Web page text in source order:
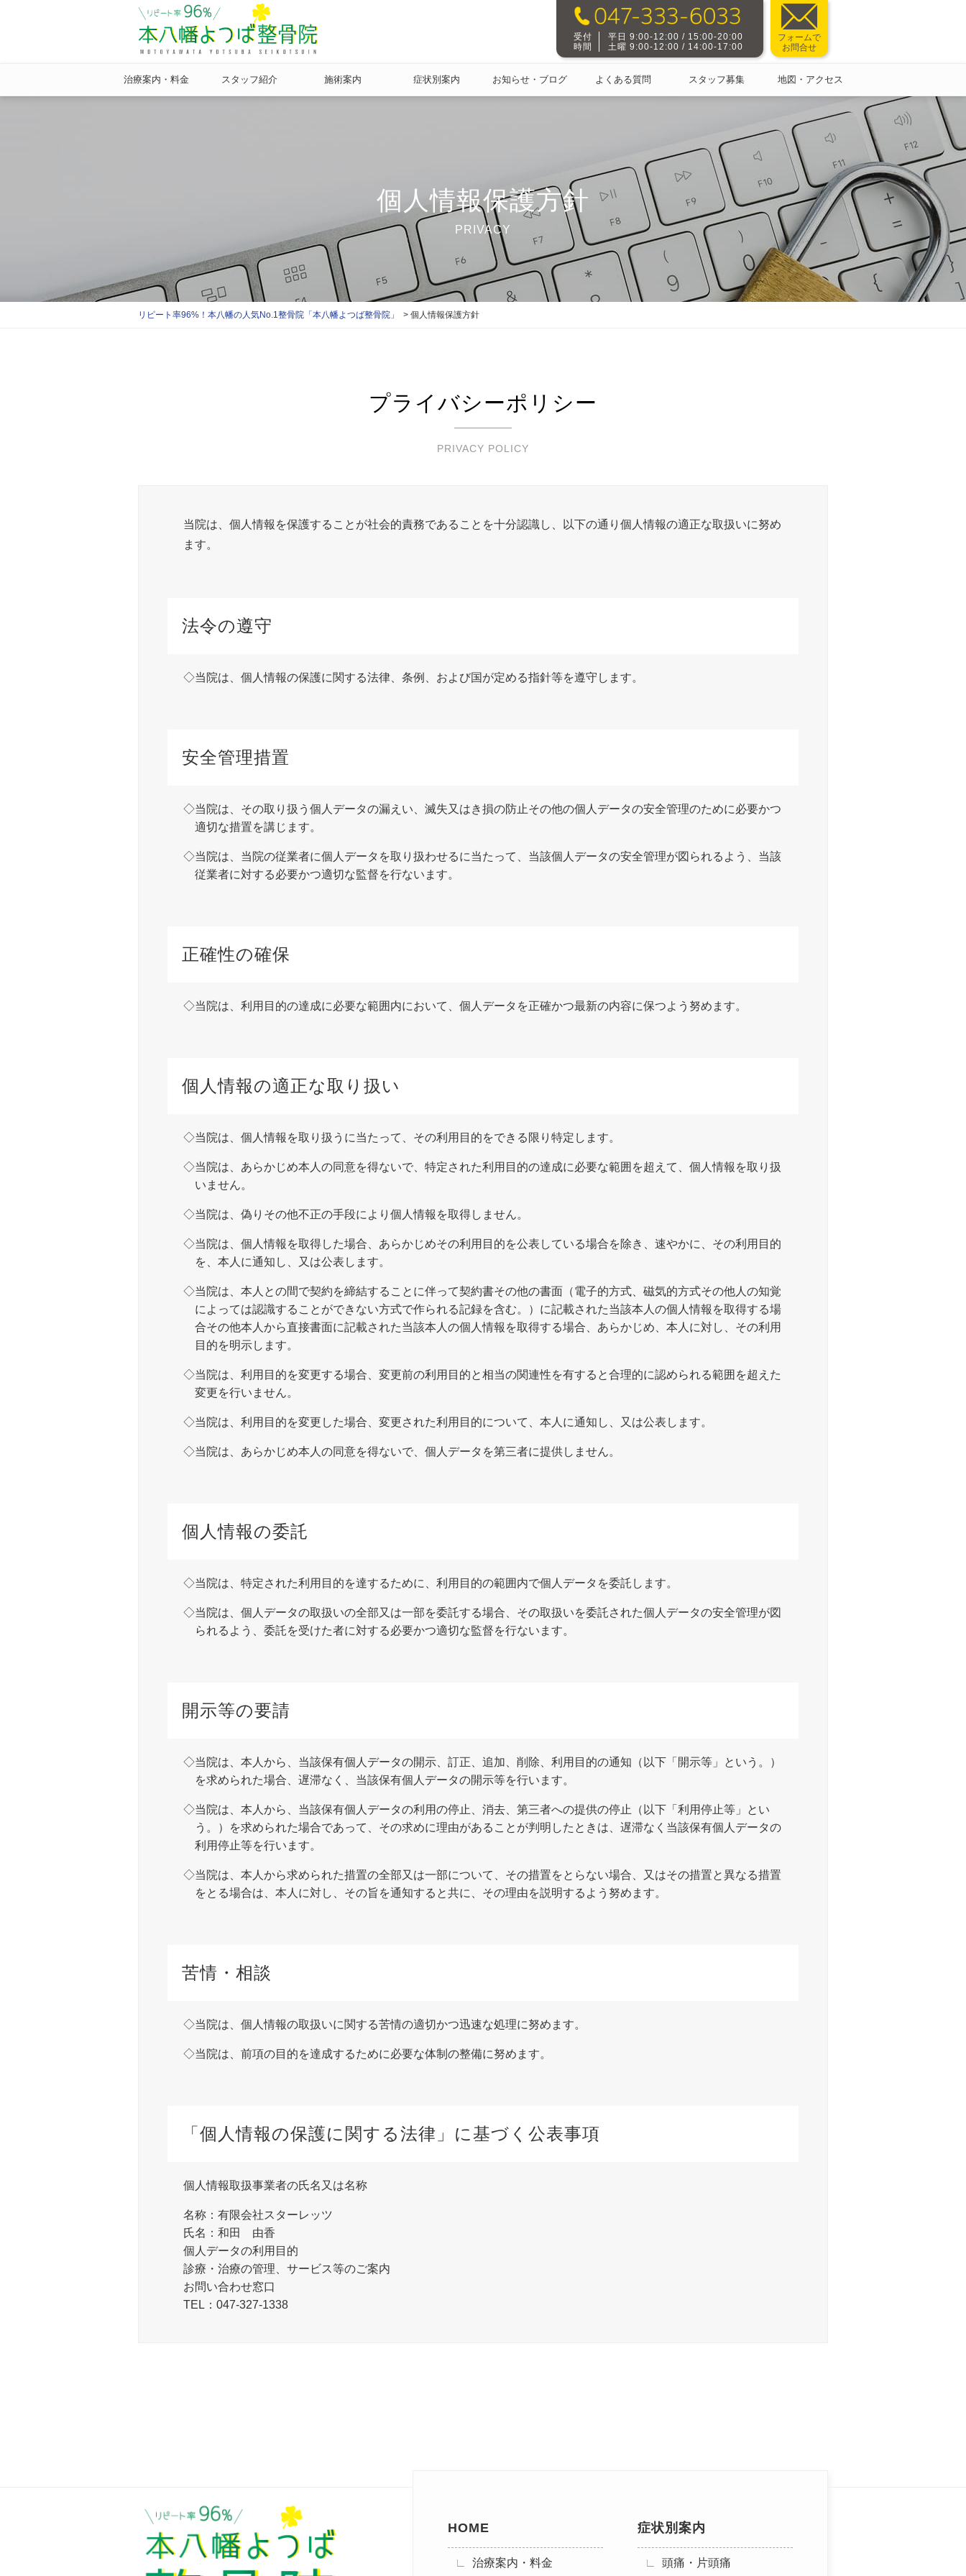
フォームで
お問合せ
受付
時間
平日 9:00-12:00 / 15:00-20:00
土曜 9:00-12:00 / 14:00-17:00
治療案内・料金 スタッフ紹介 施術案内 症状別案内 お知らせ・ブログ よくある質問 スタッフ募集 地図・アクセス
個人情報保護方針
PRIVACY
リピート率96%！本八幡の人気No.1整骨院「本八幡よつば整骨院」 個人情報保護方針
プライバシーポリシー
PRIVACY POLICY
当院は、個人情報を保護することが社会的責務であることを十分認識し、以下の通り個人情報の適正な取扱いに努め
ます。
法令の遵守
当院は、個人情報の保護に関する法律、条例、および国が定める指針等を遵守します。
安全管理措置
当院は、その取り扱う個人データの漏えい、滅失又はき損の防止その他の個人データの安全管理のために必要かつ
適切な措置を講じます。
当院は、当院の従業者に個人データを取り扱わせるに当たって、当該個人データの安全管理が図られるよう、当該
従業者に対する必要かつ適切な監督を行ないます。
正確性の確保
当院は、利用目的の達成に必要な範囲内において、個人データを正確かつ最新の内容に保つよう努めます。
個人情報の適正な取り扱い
当院は、個人情報を取り扱うに当たって、その利用目的をできる限り特定します。
当院は、あらかじめ本人の同意を得ないで、特定された利用目的の達成に必要な範囲を超えて、個人情報を取り扱
いません。
当院は、偽りその他不正の手段により個人情報を取得しません。
当院は、個人情報を取得した場合、あらかじめその利用目的を公表している場合を除き、速やかに、その利用目的
を、本人に通知し、又は公表します。
当院は、本人との間で契約を締結することに伴って契約書その他の書面（電子的方式、磁気的方式その他人の知覚
によっては認識することができない方式で作られる記録を含む。）に記載された当該本人の個人情報を取得する場
合その他本人から直接書面に記載された当該本人の個人情報を取得する場合、あらかじめ、本人に対し、その利用
目的を明示します。
当院は、利用目的を変更する場合、変更前の利用目的と相当の関連性を有すると合理的に認められる範囲を超えた
変更を行いません。
当院は、利用目的を変更した場合、変更された利用目的について、本人に通知し、又は公表します。
当院は、あらかじめ本人の同意を得ないで、個人データを第三者に提供しません。
個人情報の委託
当院は、特定された利用目的を達するために、利用目的の範囲内で個人データを委託します。
当院は、個人データの取扱いの全部又は一部を委託する場合、その取扱いを委託された個人データの安全管理が図
られるよう、委託を受けた者に対する必要かつ適切な監督を行ないます。
開示等の要請
当院は、本人から、当該保有個人データの開示、訂正、追加、削除、利用目的の通知（以下「開示等」という。）
を求められた場合、遅滞なく、当該保有個人データの開示等を行います。
当院は、本人から、当該保有個人データの利用の停止、消去、第三者への提供の停止（以下「利用停止等」とい
う。）を求められた場合であって、その求めに理由があることが判明したときは、遅滞なく当該保有個人データの
利用停止等を行います。
当院は、本人から求められた措置の全部又は一部について、その措置をとらない場合、又はその措置と異なる措置
をとる場合は、本人に対し、その旨を通知すると共に、その理由を説明するよう努めます。
苦情・相談
当院は、個人情報の取扱いに関する苦情の適切かつ迅速な処理に努めます。
当院は、前項の目的を達成するために必要な体制の整備に努めます。
「個人情報の保護に関する法律」に基づく公表事項
個人情報取扱事業者の氏名又は名称
名称：有限会社スターレッツ
氏名：和田 由香
個人データの利用目的
診療・治療の管理、サービス等のご案内
お問い合わせ窓口
TEL：047-327-1338
HOME
治療案内・料金
症状別案内
頭痛・片頭痛